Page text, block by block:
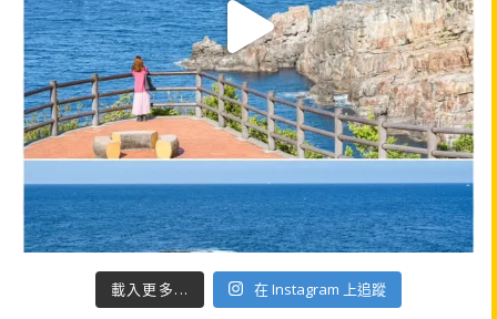
載入更多... 在 Instagram 上追蹤